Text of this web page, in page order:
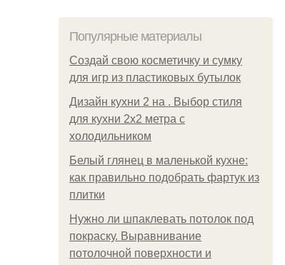
Популярные материалы
Создай свою косметичку и сумку
для игр из пластиковых бутылок
Дизайн кухни 2 на . Выбор стиля
для кухни 2х2 метра с
холодильником
Белый глянец в маленькой кухне:
как правильно подобрать фартук из
плитки
Нужно ли шпаклевать потолок под
покраску. Выравнивание
потолочной поверхности и